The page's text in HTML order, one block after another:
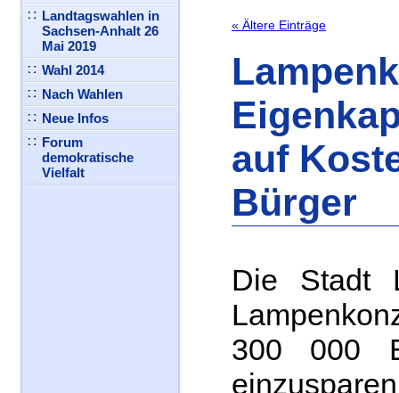
Landtagswahlen in
Sachsen-Anhalt 26
Mai 2019
Wahl 2014
Nach Wahlen
Neue Infos
Forum
demokratische
Vielfalt
« Ältere Einträge
auf
Bürger
Die Stadt
300 000